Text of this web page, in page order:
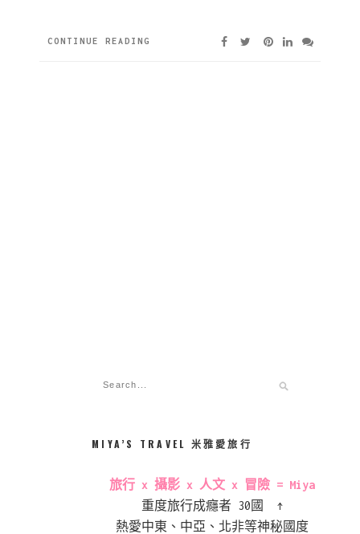
CONTINUE READING
MIYA’S TRAVEL 米雅愛旅行
旅行 x 攝影 x 人文 x 冒險 = Miya
重度旅行成癮者 30國 ↑
熱愛中東、中亞、北非等神秘國度